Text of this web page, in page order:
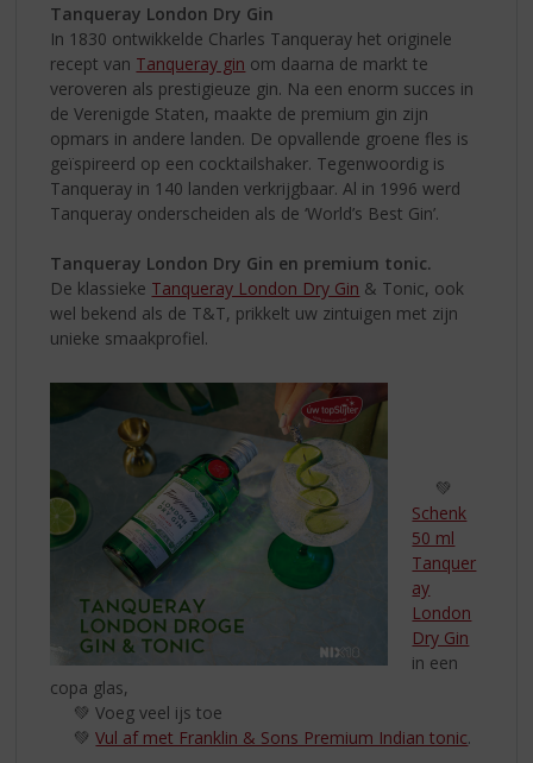
Tanqueray London Dry Gin
In 1830 ontwikkelde Charles Tanqueray het originele
recept van Tanqueray gin om daarna de markt te
veroveren als prestigieuze gin. Na een enorm succes in
de Verenigde Staten, maakte de premium gin zijn
opmars in andere landen. De opvallende groene fles is
geïspireerd op een cocktailshaker. Tegenwoordig is
Tanqueray in 140 landen verkrijgbaar. Al in 1996 werd
Tanqueray onderscheiden als de ‘World’s Best Gin’.
Tanqueray London Dry Gin en premium tonic.
De klassieke Tanqueray London Dry Gin & Tonic, ook
wel bekend als de T&T, prikkelt uw zintuigen met zijn
unieke smaakprofiel.
💚
Schenk
50 ml
Tanquer
ay
London
Dry Gin
in een
copa glas,
💚 Voeg veel ijs toe
💚Vul af met Franklin & Sons Premium Indian tonic.